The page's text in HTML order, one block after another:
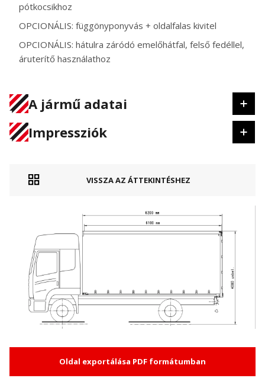
pótkocsikhoz
OPCIONÁLIS: függönyponyvás + oldalfalas kivitel
OPCIONÁLIS: hátulra záródó emelőhátfal, felső fedéllel,
áruterítő használathoz
A jármű adatai
Impressziók
VISSZA AZ ÁTTEKINTÉSHEZ
Oldal exportálása PDF formátumban